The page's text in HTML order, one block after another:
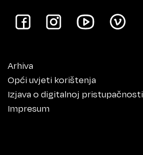
Arhiva
Opći uvjeti korištenja
Izjava o digitalnoj pristupačnosti
Impresum